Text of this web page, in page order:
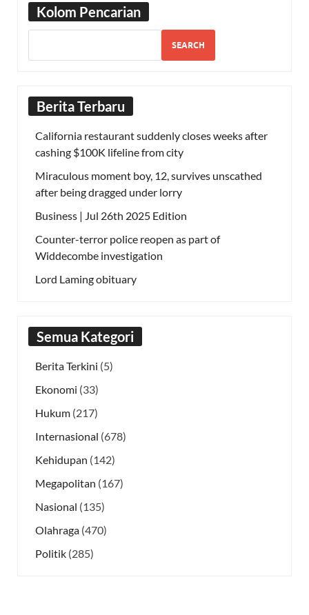
Kolom Pencarian
SEARCH
Berita Terbaru
California restaurant suddenly closes weeks after
cashing $100K lifeline from city
Miraculous moment boy, 12, survives unscathed
after being dragged under lorry
Business | Jul 26th 2025 Edition
Counter-terror police reopen as part of
Widdecombe investigation
Lord Laming obituary
Semua Kategori
Berita Terkini (5)
Ekonomi (33)
Hukum (217)
Internasional (678)
Kehidupan (142)
Megapolitan (167)
Nasional (135)
Olahraga (470)
Politik (285)